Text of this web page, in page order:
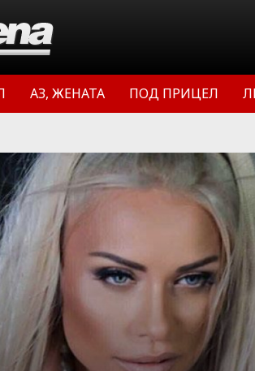
АЗ, ЖЕНАТА ПОД ПРИЦЕЛ